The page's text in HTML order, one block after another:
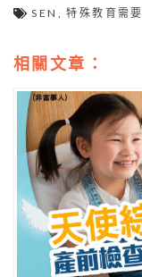
SEN ,特殊教育需要
相關文章：